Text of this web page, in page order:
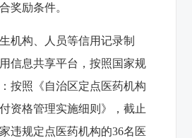
奖励条件。
机构、人员等信用记录制
信息共享平台，按照国家规
按照《自治区定点医药机构
资格管理实施细则》，截止
违规定点医药机构的36名医